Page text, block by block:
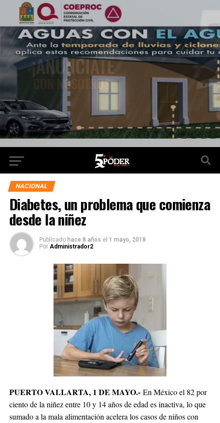
NACIONAL
Diabetes, un problema que comienza
desde la niñez
Publicado hace 8 años el 1 mayo, 2018
Por Administrador2
PUERTO VALLARTA, 1 DE MAYO.- En México el 82 por
ciento de la niñez entre 10 y 14 años de edad es inactiva, lo que
sumado a la mala alimentación acelera los casos de niños con